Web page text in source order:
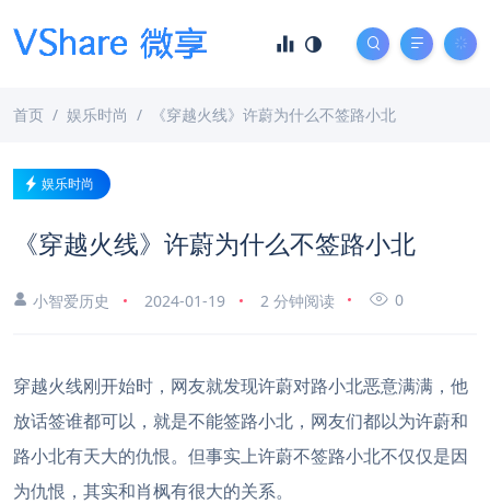
首页 娱乐时尚 《穿越火线》许蔚为什么不签路小北
娱乐时尚
《穿越火线》许蔚为什么不签路小北
小智爱历史 2024-01-19 2 分钟阅读 0
穿越火线刚开始时，网友就发现许蔚对路小北恶意满满，他
放话签谁都可以，就是不能签路小北，网友们都以为许蔚和
路小北有天大的仇恨。但事实上许蔚不签路小北不仅仅是因
为仇恨，其实和肖枫有很大的关系。